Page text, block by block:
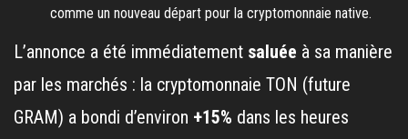
comme un nouveau départ pour la cryptomonnaie native.
L’annonce a été immédiatement saluée à sa manière
par les marchés : la cryptomonnaie TON (future
GRAM) a bondi d’environ +15% dans les heures